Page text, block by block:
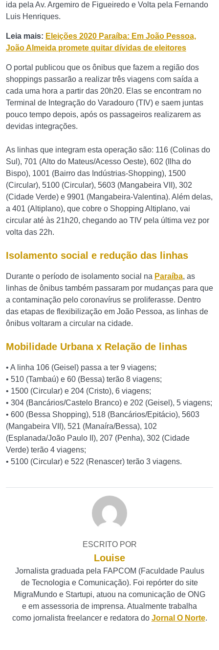
ida pela Av. Argemiro de Figueiredo e Volta pela Fernando
Luis Henriques.
Leia mais: Eleições 2020 Paraíba: Em João Pessoa,
João Almeida promete quitar dívidas de eleitores
O portal publicou que os ônibus que fazem a região dos
shoppings passarão a realizar três viagens com saída a
cada uma hora a partir das 20h20. Elas se encontram no
Terminal de Integração do Varadouro (TIV) e saem juntas
pouco tempo depois, após os passageiros realizarem as
devidas integrações.
As linhas que integram esta operação são: 116 (Colinas do
Sul), 701 (Alto do Mateus/Acesso Oeste), 602 (Ilha do
Bispo), 1001 (Bairro das Indústrias-Shopping), 1500
(Circular), 5100 (Circular), 5603 (Mangabeira VII), 302
(Cidade Verde) e 9901 (Mangabeira-Valentina). Além delas,
a 401 (Altiplano), que cobre o Shopping Altiplano, vai
circular até às 21h20, chegando ao TIV pela última vez por
volta das 22h.
Isolamento social e redução das linhas
Durante o período de isolamento social na Paraíba, as
linhas de ônibus também passaram por mudanças para que
a contaminação pelo coronavírus se proliferasse. Dentro
das etapas de flexibilização em João Pessoa, as linhas de
ônibus voltaram a circular na cidade.
Mobilidade Urbana x Relação de linhas
• A linha 106 (Geisel) passa a ter 9 viagens;
• 510 (Tambaú) e 60 (Bessa) terão 8 viagens;
• 1500 (Circular) e 204 (Cristo), 6 viagens;
• 304 (Bancários/Castelo Branco) e 202 (Geisel), 5 viagens;
• 600 (Bessa Shopping), 518 (Bancários/Epitácio), 5603
(Mangabeira VII), 521 (Manaíra/Bessa), 102
(Esplanada/João Paulo II), 207 (Penha), 302 (Cidade
Verde) terão 4 viagens;
• 5100 (Circular) e 522 (Renascer) terão 3 viagens.
ESCRITO POR
Louise
Jornalista graduada pela FAPCOM (Faculdade Paulus
de Tecnologia e Comunicação). Foi repórter do site
MigraMundo e Startupi, atuou na comunicação de ONG
e em assessoria de imprensa. Atualmente trabalha
como jornalista freelancer e redatora do Jornal O Norte.